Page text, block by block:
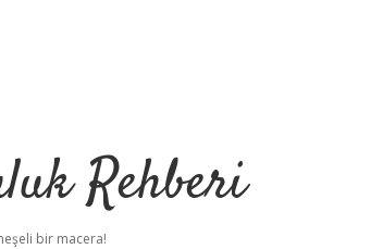
Rehberi
bir macera!